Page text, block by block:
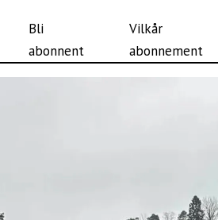
Bli
abonnent
Vilkår
abonnement